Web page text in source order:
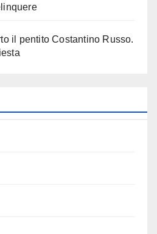
il pentito Costantino Russo.